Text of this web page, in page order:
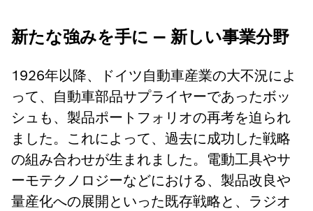
新たな強みを手に — 新しい事業分野
1926年以降、ドイツ自動車産業の大不況によ
って、自動車部品サプライヤーであったボッ
シュも、製品ポートフォリオの再考を迫られ
ました。これによって、過去に成功した戦略
の組み合わせが生まれました。電動工具やサ
ーモテクノロジーなどにおける、製品改良や
量産化への展開といった既存戦略と、ラジオ